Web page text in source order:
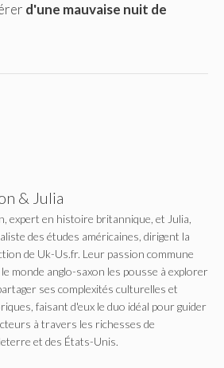
d'une mauvaise nuit de
& Julia
expert en histoire britannique, et Julia,
des études américaines, dirigent la
de Uk-Us.fr. Leur passion commune
monde anglo-saxon les pousse à explorer
ses complexités culturelles et
faisant d'eux le duo idéal pour guider
à travers les richesses de
et des États-Unis.